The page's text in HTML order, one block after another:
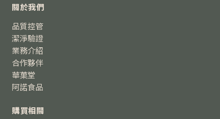
關於我們
品質控管
潔淨驗證
業務介紹
合作夥伴
華菓堂
阿諾食品
購買相關